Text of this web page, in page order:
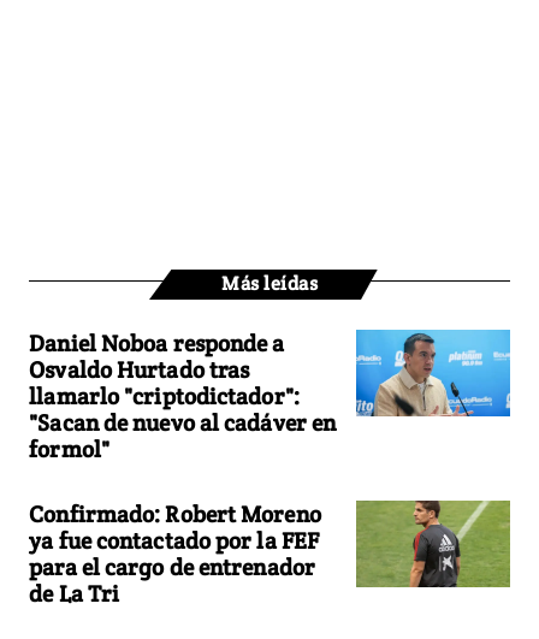
Más leídas
Daniel Noboa responde a
Osvaldo Hurtado tras
llamarlo "criptodictador":
"Sacan de nuevo al cadáver en
formol"
Confirmado: Robert Moreno
ya fue contactado por la FEF
para el cargo de entrenador
de La Tri